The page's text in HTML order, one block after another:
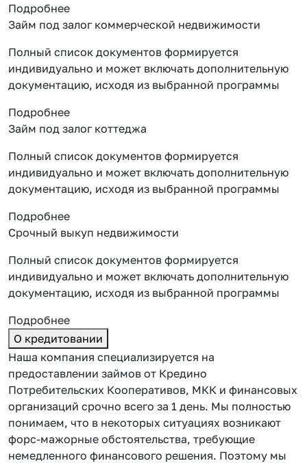
Подробнее
Займ под залог коммерческой недвижимости
Полный список документов формируется
индивидуально и может включать дополнительную
документацию, исходя из выбранной программы
Подробнее
Займ под залог коттеджа
Полный список документов формируется
индивидуально и может включать дополнительную
документацию, исходя из выбранной программы
Подробнее
Срочный выкуп недвижимости
Полный список документов формируется
индивидуально и может включать дополнительную
документацию, исходя из выбранной программы
Подробнее
О кредитовании
Наша компания специализируется на
предоставлении займов от Кредино
Потребительских Кооперативов, МКК и финансовых
организаций срочно всего за 1 день. Мы полностью
понимаем, что в некоторых ситуациях возникают
форс-мажорные обстоятельства, требующие
немедленного финансового решения. Поэтому мы